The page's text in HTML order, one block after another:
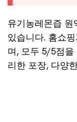
유기농레몬즙
있습니다. 홈쇼
며, 모두 5/5점을
리한 포장, 다양